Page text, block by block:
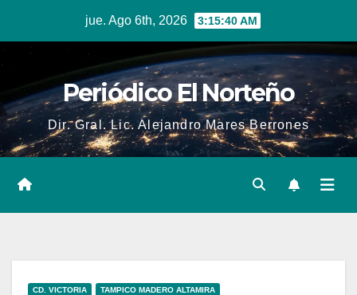
jue. Ago 6th, 2026 3:15:41 AM
Periódico El Norteño
Dir. Gral. Lic. Alejandro Mares Berrones
CD. VICTORIA TAMPICO MADERO ALTAMIRA